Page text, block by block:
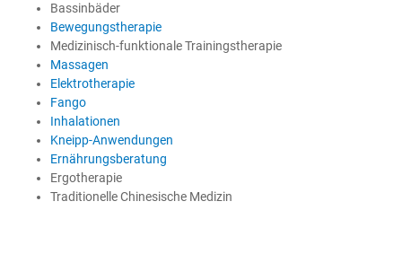
Bassinbäder
Bewegungstherapie
Medizinisch-funktionale Trainingstherapie
Massagen
Elektrotherapie
Fango
Inhalationen
Kneipp-Anwendungen
Ernährungsberatung
Ergotherapie
Traditionelle Chinesische Medizin